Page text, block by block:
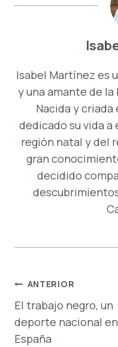
Isabel Martínez es
y una amante de
Nacida y criada
dedicado su vida a
región natal y del
gran
decidido
NAVEGACIÓN
DE
ENTRADAS
ANTERIOR
El trabajo negro, un
deporte nacional en
España